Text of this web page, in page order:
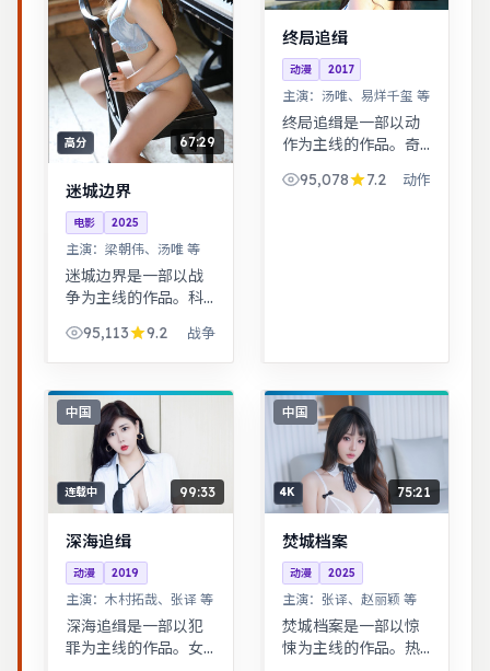
高分 67:29
迷城边界
电影 2025
主演： 梁朝伟、汤唯 等
迷城边界是一部以战
争为主线的作品。科
记忆，视觉风格鲜
明，节奏张弛有度。
择，动作设计利落，
意境悠远。
95,113 9.2 战争
终局追缉
动漫 2017
主演： 汤唯、易烊千玺 等
终局追缉是一部以动
作为主线的作品。奇
回收利落，适合系列
95,078 7.2 动作
中国
连载中 99:33
深海追缉
动漫 2019
主演： 木村拓哉、张译 等
深海追缉是一部以犯
罪为主线的作品。女
中国
4K 75:21
焚城档案
动漫 2025
主演： 张译、赵丽颖 等
焚城档案是一部以惊
悚为主线的作品。热